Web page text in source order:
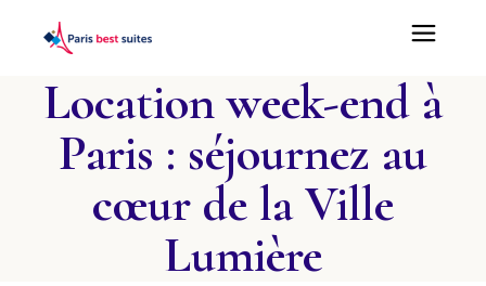
Location week-end à
Paris : séjournez au
cœur de la Ville
Lumière